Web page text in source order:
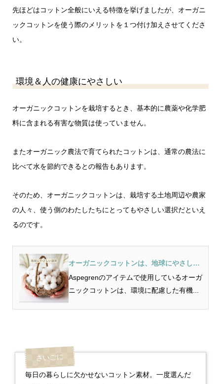
先ほどはコットン全般にいえる特徴を挙げましたが、オーガニ
ックコットンを使う際のメリットを１つ付け加えさせてくださ
い。
環境＆人の健康にやさしい
オーガニックコットンを栽培するとき、基本的に農薬や化学肥
料に含まれる有害な物質は使っていません。
またオーガニック農法で育てられたコットンは、通常の農法に
比べて水を節約できるとの報告もあります。
そのため、オーガニックコットンは、栽培する土地周辺や農家
の人々、使う側のわたしたちにとってもやさしい選択だといえ
るのです。
オーガニックコットンは、地球にやさしい
選択
Aspegrenのアイテムで使用しているオーガ
ニックコットンは、環境に配慮した有機...
毎日の暮らしに欠かせないコットン素材。一度選んだ